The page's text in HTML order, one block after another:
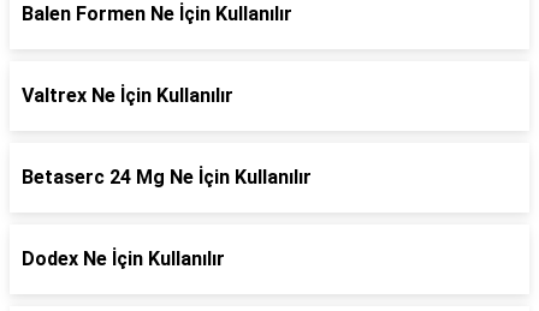
Balen Formen Ne İçin Kullanılır
Valtrex Ne İçin Kullanılır
Betaserc 24 Mg Ne İçin Kullanılır
Dodex Ne İçin Kullanılır